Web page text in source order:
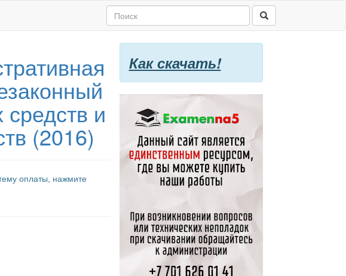
средств и
(2016)
оплаты, нажмите
Как скачать!